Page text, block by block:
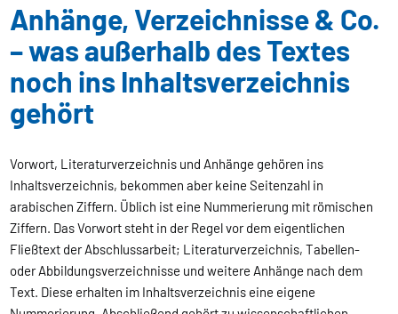
Anhänge, Verzeichnisse & Co.
– was außerhalb des Textes
noch ins Inhaltsverzeichnis
gehört
Vorwort, Literaturverzeichnis und Anhänge gehören ins
Inhaltsverzeichnis, bekommen aber keine Seitenzahl in
arabischen Ziffern. Üblich ist eine Nummerierung mit römischen
Ziffern. Das Vorwort steht in der Regel vor dem eigentlichen
Fließtext der Abschlussarbeit; Literaturverzeichnis, Tabellen-
oder Abbildungsverzeichnisse und weitere Anhänge nach dem
Text. Diese erhalten im Inhaltsverzeichnis eine eigene